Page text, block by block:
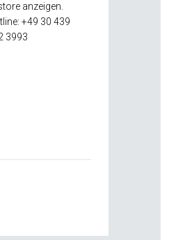
anzeigen.
+49 30 439
3993